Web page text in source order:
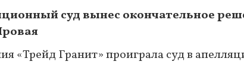
суд вынес окончательное
«Трейд Гранит» проиграла суд в